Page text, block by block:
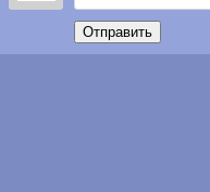
Отправить